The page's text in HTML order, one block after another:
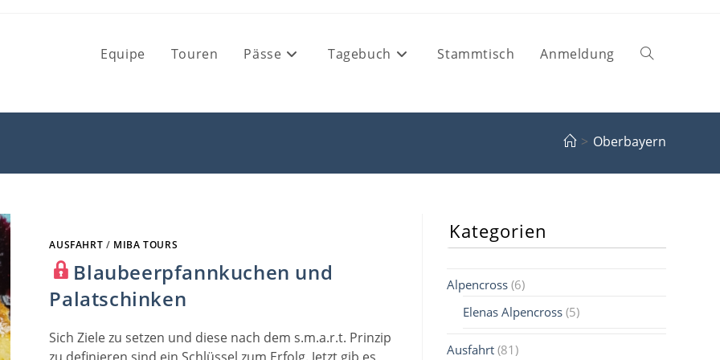
Equipe Touren Pässe Tagebuch Stammtisch Anmeldung Website-
Suche
> Oberbayern
AUSFAHRT / MIBA TOURS
Blaubeerpfannkuchen und
Palatschinken
Sich Ziele zu setzen und diese nach dem s.m.a.r.t. Prinzip
zu definieren sind ein Schlüssel zum Erfolg. Jetzt gib es
Kategorien
Alpencross (6)
Elenas Alpencross (5)
Ausfahrt (81)